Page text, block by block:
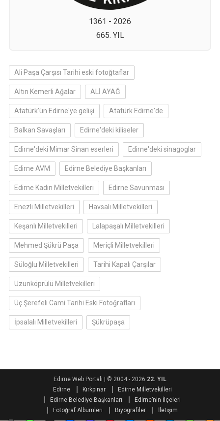
1361 - 2026
665. YIL
Ali Paşa Çarşısı Tarihi eski fotoğtaflar
Altın Kemerli Ağalar ALİ AYAĞ
Atatürk'ün Edirne'ye gelişi Atatürk Edirne'de
Balkan Savaşları Edirne'deki kiliseler
Edirne'deki Mimar Sinan eserleri Edirne'deki sinagoglar
Edirne AVM Edirne Belediye Başkanları
Edirne Kadın Milletvekilleri Edirne Savunması
Enezli Milletvekilleri Havsalı Milletvekilleri
Keşanlı Milletvekilleri Lalapaşalı Milletvekilleri
Mehmed Şükrü Paşa Meriçli Milletvekilleri
Süloğlu Milletvekilleri Tarihi Kapalı Çarşılar
Uzunköprülü Milletvekilleri
Üç Şerefeli Cami Tarihi Eski Fotoğrafları
İpsalalı Milletvekilleri Şükrüpaşa
Edirne Web Portalı © 2004 - 2026 22. YIL
Edirne
Kırkpınar
Edirne Milletvekilleri
Edirne Belediye Başkanları
Edirne’nin İlçeleri
Fotoğraf Albümleri
Biyografiler İletişim